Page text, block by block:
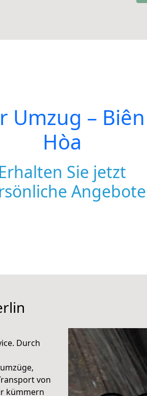
Umzug – Biên
Hòa
Erhalten Sie jetzt
Angebote
Durch
von
kümmern